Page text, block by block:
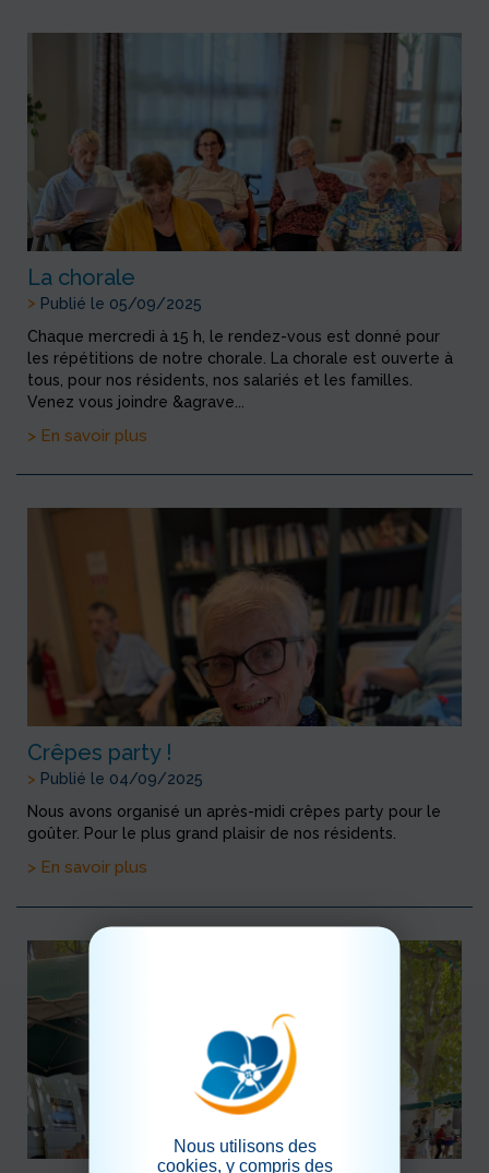
La chorale
> Publié le 05/09/2025
Chaque mercredi à 15 h, le rendez-vous est donné pour
les répétitions de notre chorale. La chorale est ouverte à
tous, pour nos résidents, nos salariés et les familles.
Venez vous joindre &agrave...
> En savoir plus
Crêpes party !
> Publié le 04/09/2025
Nous avons organisé un après-midi crêpes party pour le
goûter. Pour le plus grand plaisir de nos résidents.
> En savoir plus
Nous utilisons des
cookies, y compris des